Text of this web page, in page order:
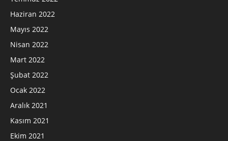
Haziran 2022
Mayıs 2022
Nisan 2022
Mart 2022
Şubat 2022
Ocak 2022
Aralık 2021
Kasım 2021
Ekim 2021